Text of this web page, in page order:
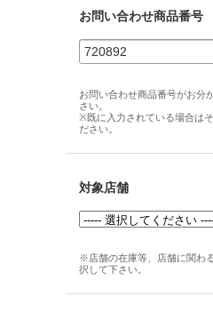
お問い合わせ商品番号
お問い合わせ商品番号がお分
さい。
※既に入力されている場合は
ださい。
対象店舗
※店舗の在庫等、店舗に関わ
択して下さい。